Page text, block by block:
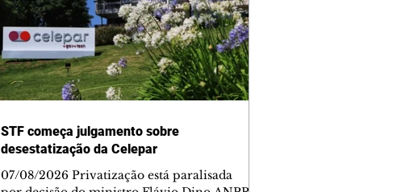
STF começa julgamento sobre
desestatização da Celepar
07/08/2026 Privatização está paralisada